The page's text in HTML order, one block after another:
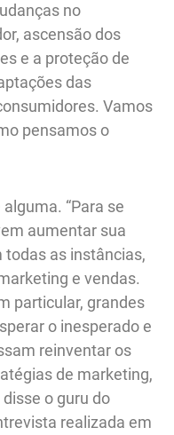
no
ascensão dos
e a proteção de
das
Vamos
pensamos o
“Para se
aumentar sua
as instâncias,
e vendas.
particular, grandes
o inesperado e
reinventar os
de marketing,
o guru do
realizada em